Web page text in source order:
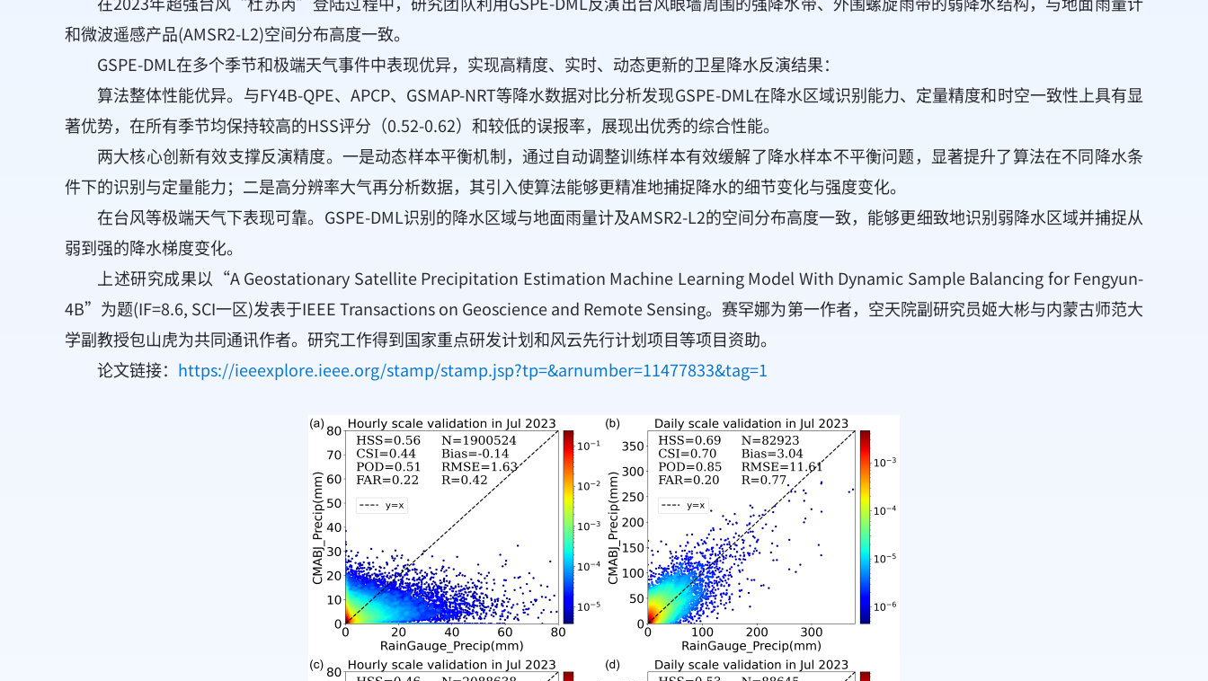
和微波遥感产品(AMSR2-L2)空间分布高度一致。
GSPE-DML在多个季节和极端天气事件中表现优异，实现高精度、实时、动态更新的卫星降水反演结果：
算法整体性能优异。与FY4B-QPE、APCP、GSMAP-NRT等降水数据对比分析发现GSPE-DML在降水区域识别能力、定量精度和时空一致性上具有显
著优势，在所有季节均保持较高的HSS评分（0.52-0.62）和较低的误报率，展现出优秀的综合性能。
两大核心创新有效支撑反演精度。一是动态样本平衡机制，通过自动调整训练样本有效缓解了降水样本不平衡问题，显著提升了算法在不同降水条
件下的识别与定量能力；二是高分辨率大气再分析数据，其引入使算法能够更精准地捕捉降水的细节变化与强度变化。
在台风等极端天气下表现可靠。GSPE-DML识别的降水区域与地面雨量计及AMSR2-L2的空间分布高度一致，能够更细致地识别弱降水区域并捕捉从
弱到强的降水梯度变化。
上述研究成果以“A Geostationary Satellite Precipitation Estimation Machine Learning Model With Dynamic Sample Balancing for Fengyun-
4B”为题(IF=8.6, SCI一区)发表于IEEE Transactions on Geoscience and Remote Sensing。赛罕娜为第一作者，空天院副研究员姬大彬与内蒙古师范大
学副教授包山虎为共同通讯作者。研究工作得到国家重点研发计划和风云先行计划项目等项目资助。
论文链接： https://ieeexplore.ieee.org/stamp/stamp.jsp?tp=&arnumber=11477833&tag=1